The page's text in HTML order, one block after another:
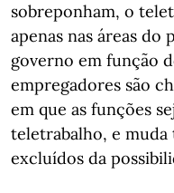
sobreponham, o
apenas nas áreas do
governo em função
empregadores são
em que as funções
teletrabalho, e
excluídos da